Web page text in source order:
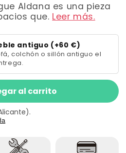
Aldana es una pieza
que. Leer más.
antiguo (+60 €)
colchón o sillón antiguo el
al carrito